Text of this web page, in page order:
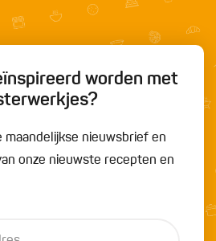
worden met
maandelijkse nieuwsbrief en
onze nieuwste recepten en